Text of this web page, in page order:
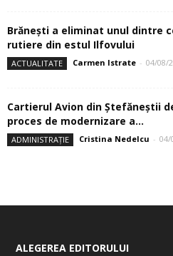
Brănești a eliminat unul dintre
rutiere din estul Ilfovului
ACTUALITATE Carmen Istrate - 04/08/
Cartierul Avion din Ştefăneştii
proces de modernizare a...
ADMINISTRAȚIE Cristina Nedelcu - 04/
ALEGEREA EDITORULUI